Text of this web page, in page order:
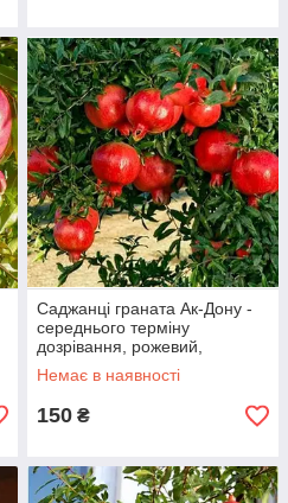
Саджанці граната Ак-Дону -
середнього терміну
дозрівання, рожевий,
тонкокорый
Немає в наявності
150 ₴